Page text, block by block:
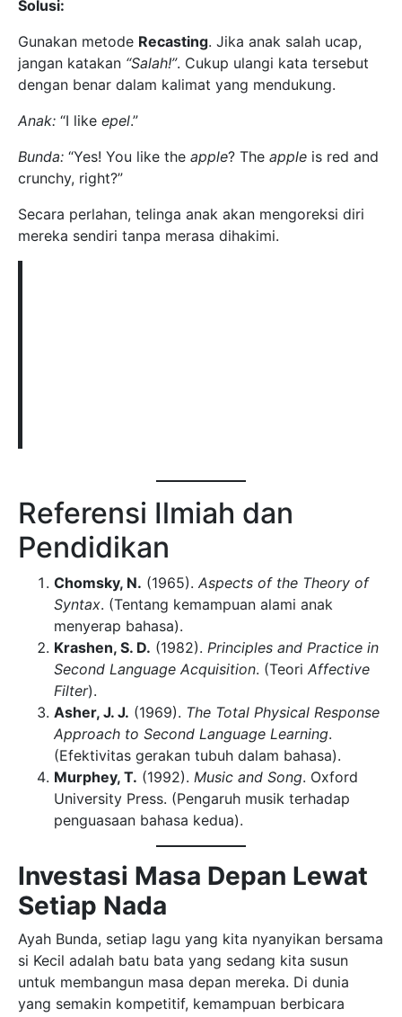
Solusi:
Gunakan metode Recasting. Jika anak salah ucap,
jangan katakan “Salah!”. Cukup ulangi kata tersebut
dengan benar dalam kalimat yang mendukung.
Anak: “I like epel.”
Bunda: “Yes! You like the apple? The apple is red and
crunchy, right?”
Secara perlahan, telinga anak akan mengoreksi diri
mereka sendiri tanpa merasa dihakimi.
Referensi Ilmiah dan
Pendidikan
Chomsky, N. (1965). Aspects of the Theory of
Syntax. (Tentang kemampuan alami anak
menyerap bahasa).
Krashen, S. D. (1982). Principles and Practice in
Second Language Acquisition. (Teori Affective
Filter).
Asher, J. J. (1969). The Total Physical Response
Approach to Second Language Learning.
(Efektivitas gerakan tubuh dalam bahasa).
Murphey, T. (1992). Music and Song. Oxford
University Press. (Pengaruh musik terhadap
penguasaan bahasa kedua).
Investasi Masa Depan Lewat
Setiap Nada
Ayah Bunda, setiap lagu yang kita nyanyikan bersama
si Kecil adalah batu bata yang sedang kita susun
untuk membangun masa depan mereka. Di dunia
yang semakin kompetitif, kemampuan berbicara